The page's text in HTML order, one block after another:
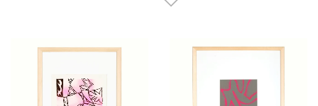
Maison et décoration